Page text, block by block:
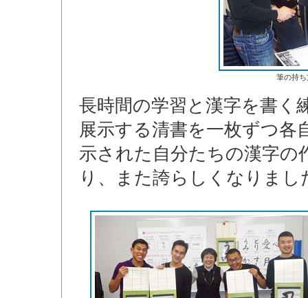
筆の持
長時間の学習と漢字を書く
展示する清書を一枚ずつ各
示された自分たちの漢字の
り、また誇らしくなりまし